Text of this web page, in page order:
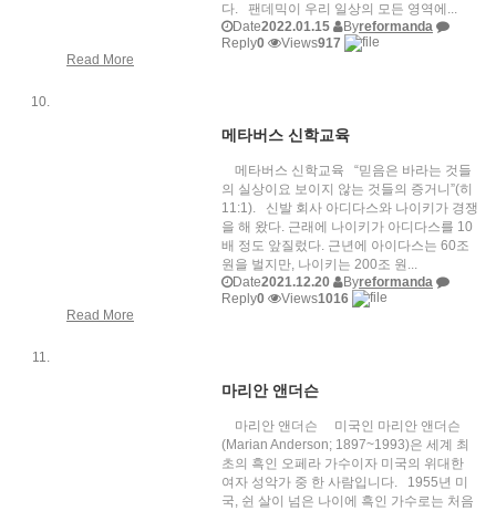
다. 팬데믹이 우리 일상의 모든 영역에...
Date2022.01.15 Byreformanda
Reply0 Views917
Read More
메타버스 신학교육
메타버스 신학교육 “믿음은 바라는 것들
의 실상이요 보이지 않는 것들의 증거니”(히
11:1). 신발 회사 아디다스와 나이키가 경쟁
을 해 왔다. 근래에 나이키가 아디다스를 10
배 정도 앞질렀다. 근년에 아이다스는 60조
원을 벌지만, 나이키는 200조 원...
Date2021.12.20 Byreformanda
Reply0 Views1016
Read More
마리안 앤더슨
마리안 앤더슨 미국인 마리안 앤더슨
(Marian Anderson; 1897~1993)은 세계 최
초의 흑인 오페라 가수이자 미국의 위대한
여자 성악가 중 한 사람입니다. 1955년 미
국, 쉰 살이 넘은 나이에 흑인 가수로는 처음